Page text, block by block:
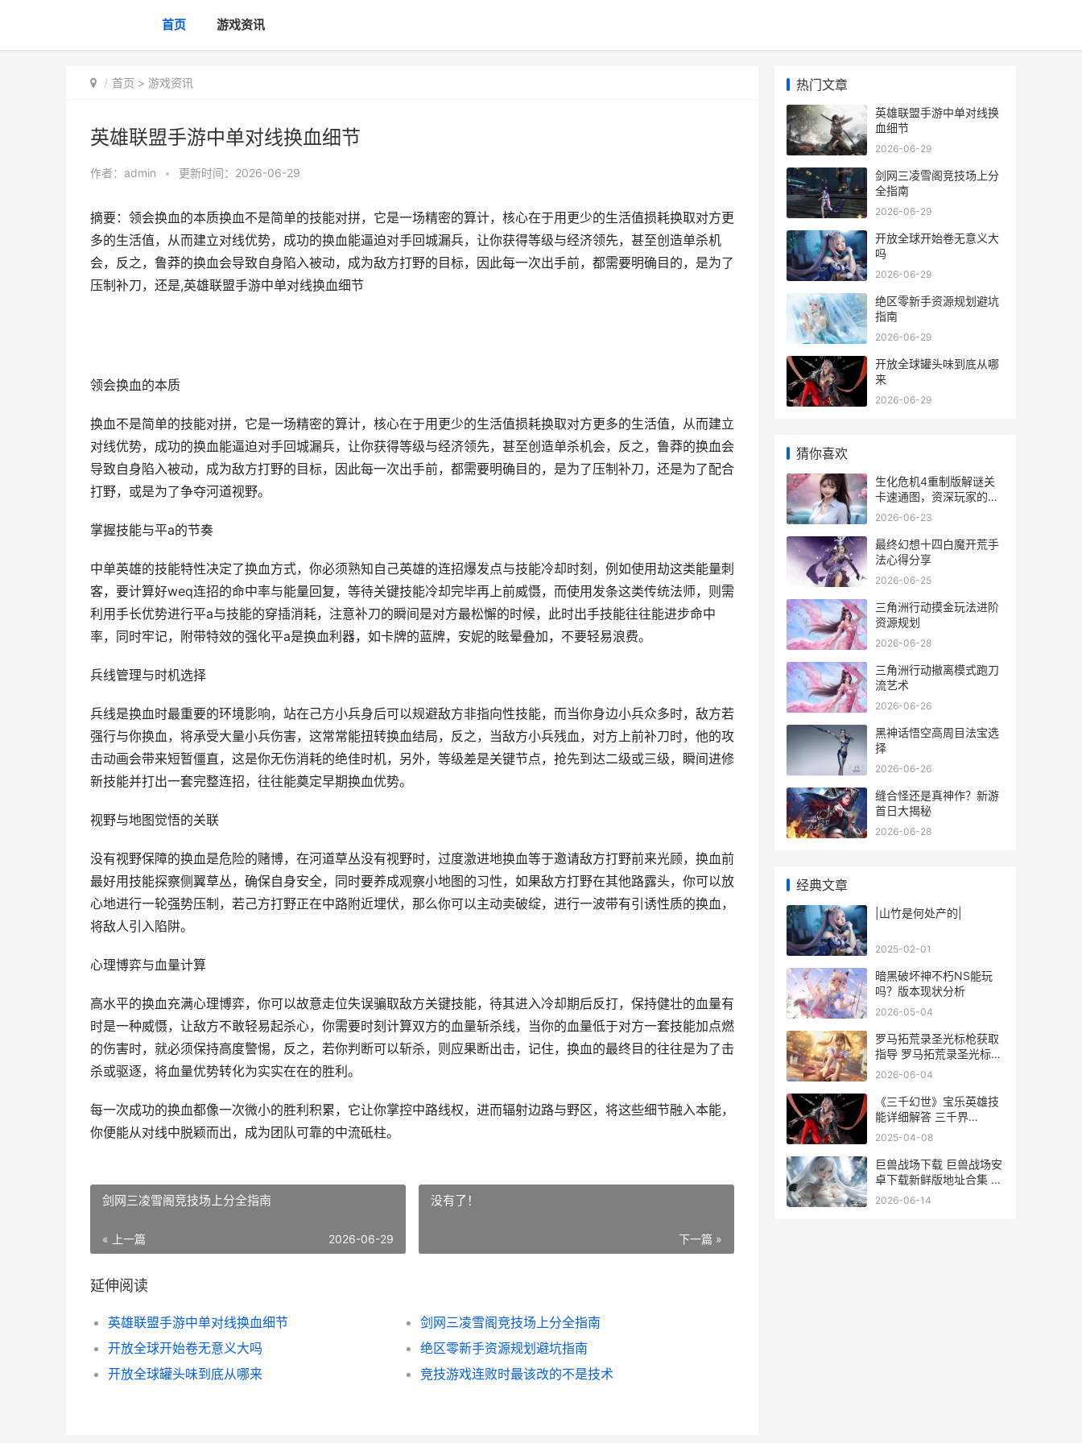
首页 游戏资讯
首页 > 游戏资讯
英雄联盟手游中单对线换血细节
作者： admin • 更新时间：2026-06-29
摘要：领会换血的本质换血不是简单的技能对拼，它是一场精密的算计，核心在于用更少的生活值损耗换取对方更
多的生活值，从而建立对线优势，成功的换血能逼迫对手回城漏兵，让你获得等级与经济领先，甚至创造单杀机
会，反之，鲁莽的换血会导致自身陷入被动，成为敌方打野的目标，因此每一次出手前，都需要明确目的，是为了
压制补刀，还是,英雄联盟手游中单对线换血细节
领会换血的本质
换血不是简单的技能对拼，它是一场精密的算计，核心在于用更少的生活值损耗换取对方更多的生活值，从而建立
对线优势，成功的换血能逼迫对手回城漏兵，让你获得等级与经济领先，甚至创造单杀机会，反之，鲁莽的换血会
导致自身陷入被动，成为敌方打野的目标，因此每一次出手前，都需要明确目的，是为了压制补刀，还是为了配合
打野，或是为了争夺河道视野。
掌握技能与平a的节奏
中单英雄的技能特性决定了换血方式，你必须熟知自己英雄的连招爆发点与技能冷却时刻，例如使用劫这类能量刺
客，要计算好weq连招的命中率与能量回复，等待关键技能冷却完毕再上前威慑，而使用发条这类传统法师，则需
利用手长优势进行平a与技能的穿插消耗，注意补刀的瞬间是对方最松懈的时候，此时出手技能往往能进步命中
率，同时牢记，附带特效的强化平a是换血利器，如卡牌的蓝牌，安妮的眩晕叠加，不要轻易浪费。
兵线管理与时机选择
兵线是换血时最重要的环境影响，站在己方小兵身后可以规避敌方非指向性技能，而当你身边小兵众多时，敌方若
强行与你换血，将承受大量小兵伤害，这常常能扭转换血结局，反之，当敌方小兵残血，对方上前补刀时，他的攻
击动画会带来短暂僵直，这是你无伤消耗的绝佳时机，另外，等级差是关键节点，抢先到达二级或三级，瞬间进修
新技能并打出一套完整连招，往往能奠定早期换血优势。
视野与地图觉悟的关联
没有视野保障的换血是危险的赌博，在河道草丛没有视野时，过度激进地换血等于邀请敌方打野前来光顾，换血前
最好用技能探察侧翼草丛，确保自身安全，同时要养成观察小地图的习性，如果敌方打野在其他路露头，你可以放
心地进行一轮强势压制，若己方打野正在中路附近埋伏，那么你可以主动卖破绽，进行一波带有引诱性质的换血，
将敌人引入陷阱。
心理博弈与血量计算
高水平的换血充满心理博弈，你可以故意走位失误骗取敌方关键技能，待其进入冷却期后反打，保持健壮的血量有
时是一种威慑，让敌方不敢轻易起杀心，你需要时刻计算双方的血量斩杀线，当你的血量低于对方一套技能加点燃
的伤害时，就必须保持高度警惕，反之，若你判断可以斩杀，则应果断出击，记住，换血的最终目的往往是为了击
杀或驱逐，将血量优势转化为实实在在的胜利。
每一次成功的换血都像一次微小的胜利积累，它让你掌控中路线权，进而辐射边路与野区，将这些细节融入本能，
你便能从对线中脱颖而出，成为团队可靠的中流砥柱。
剑网三凌雪阁竞技场上分全指南
« 上一篇 2026-06-29
没有了！
下一篇 »
延伸阅读
英雄联盟手游中单对线换血细节
剑网三凌雪阁竞技场上分全指南
开放全球开始卷无意义大吗
绝区零新手资源规划避坑指南
开放全球罐头味到底从哪来
竞技游戏连败时最该改的不是技术
热门文章
英雄联盟手游中单对线换
血细节
2026-06-29
剑网三凌雪阁竞技场上分
全指南
2026-06-29
开放全球开始卷无意义大
吗
2026-06-29
绝区零新手资源规划避坑
指南
2026-06-29
开放全球罐头味到底从哪
来
2026-06-29
猜你喜欢
生化危机4重制版解谜关
卡速通图，资深玩家的思
考蓝图
2026-06-23
最终幻想十四白魔开荒手
法心得分享
2026-06-25
三角洲行动摸金玩法进阶
资源规划
2026-06-28
三角洲行动撤离模式跑刀
流艺术
2026-06-26
黑神话悟空高周目法宝选
择
2026-06-26
缝合怪还是真神作？新游
首日大揭秘
2026-06-28
经典文章
|山竹是何处产的|
2025-02-01
暗黑破坏神不朽NS能玩
吗？版本现状分析
2026-05-04
罗马拓荒录圣光标枪获取
指导 罗马拓荒录圣光标枪
怎么得
2026-06-04
《三千幻世》宝乐英雄技
能详细解答 三千界
huntress
2025-04-08
巨兽战场下载 巨兽战场安
卓下载新鲜版地址合集 巨
兽战场下载链接手机版下
2026-06-14